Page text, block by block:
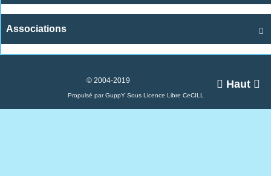

Associations
 Haut 
© 2004-2019
Propulsé par GuppY Sous Licence Libre CeCILL